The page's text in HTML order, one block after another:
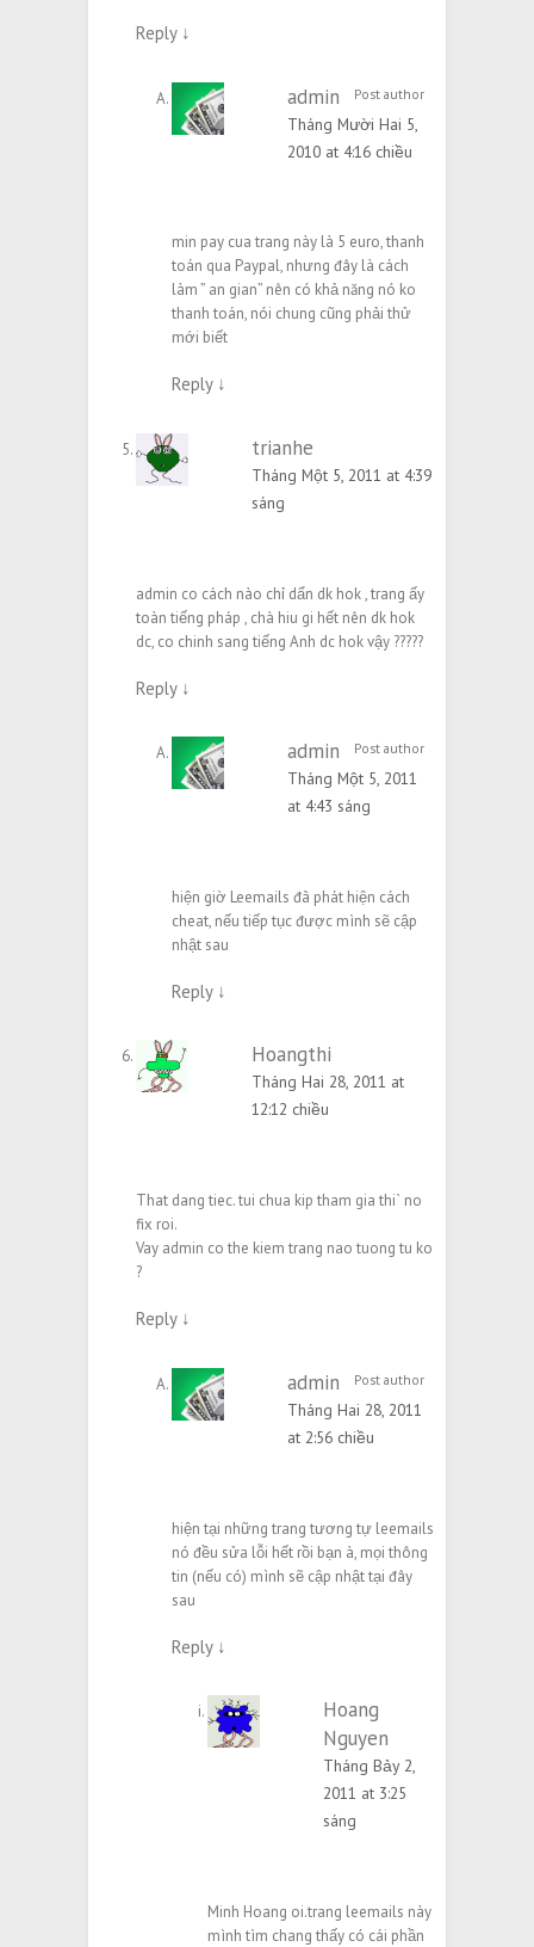
Reply ↓
admin Post author
Tháng Mười Hai 5,
2010 at 4:16 chiều
min pay cua trang này là 5 euro, thanh
toán qua Paypal, nhưng đây là cách
làm ” an gian” nên có khả năng nó ko
thanh toán, nói chung cũng phải thử
mới biết
Reply ↓
trianhe
Tháng Một 5, 2011 at 4:39
sáng
admin co cách nào chỉ dẩn dk hok , trang ấy
toàn tiếng pháp , chà hiu gi hết nên dk hok
dc, co chinh sang tiếng Anh dc hok vậy ?????
Reply ↓
admin Post author
Tháng Một 5, 2011
at 4:43 sáng
hiện giờ Leemails đã phát hiện cách
cheat, nếu tiếp tục được mình sẽ cập
nhật sau
Reply ↓
Hoangthi
Tháng Hai 28, 2011 at
12:12 chiều
That dang tiec. tui chua kip tham gia thi` no
fix roi.
Vay admin co the kiem trang nao tuong tu ko
?
Reply ↓
admin Post author
Tháng Hai 28, 2011
at 2:56 chiều
hiện tại những trang tương tự leemails
nó đều sửa lỗi hết rồi bạn à, mọi thông
tin (nếu có) mình sẽ cập nhật tại đây
sau
Reply ↓
Hoang
Nguyen
Tháng Bảy 2,
2011 at 3:25
sáng
Minh Hoang oi.trang leemails này
mình tìm chang thấy có cái phần